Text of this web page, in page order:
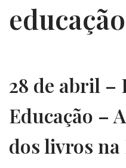
educação
28 de abril –
Educação –
dos livros na